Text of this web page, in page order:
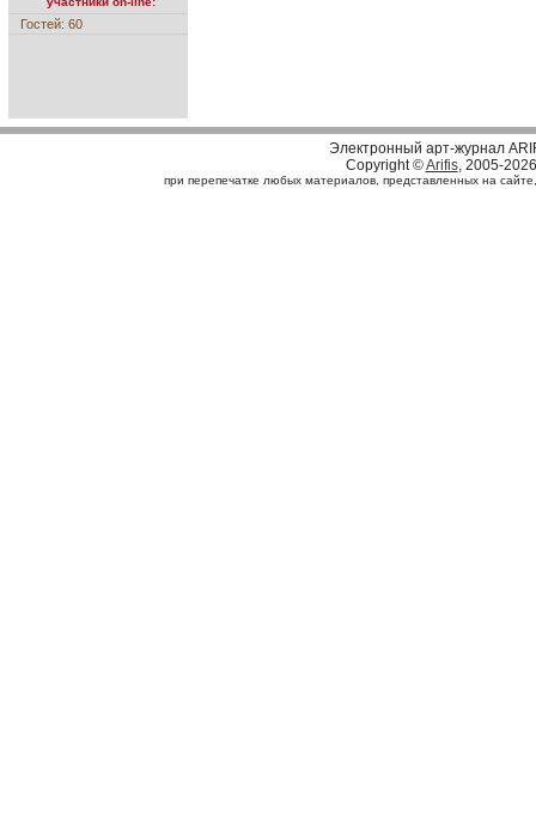
Гостей: 60
Электронный арт-журнал
Copyright ©Arifis, 2005-2026
при перепечатке любых материалов, представленных на